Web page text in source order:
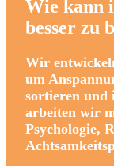
Wie kann
besser zu
Wir
um
sortieren und
arbeiten wir
Psychologie,